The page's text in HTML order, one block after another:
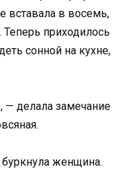
вставала в восемь,
Теперь приходилось
сонной на кухне,
— делала замечание
женщина.